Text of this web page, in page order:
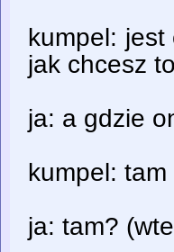
kumpel: jest
jak chcesz
ja: a gdzie
kumpel: tam
ja: tam?